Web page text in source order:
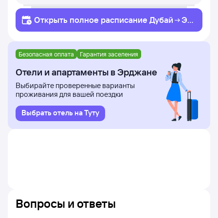
Открыть полное расписание Дубай
Эр
джан
Безопасная оплата Гарантия заселения
Отели и апартаменты в Эрджане
Выбирайте проверенные варианты
проживания для вашей поездки
Выбрать отель на Туту
Вопросы и ответы